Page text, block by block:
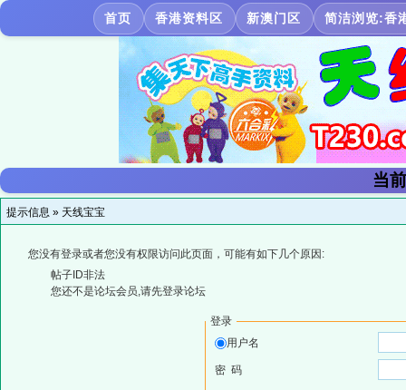
首页 香港资料区 新澳门区 简洁浏览:香
当
提示信息 » 天线宝宝
您没有登录或者您没有权限访问此页面，可能有如下几个原因:
帖子ID非法
您还不是论坛会员,请先登录论坛
登录
用户名
密 码